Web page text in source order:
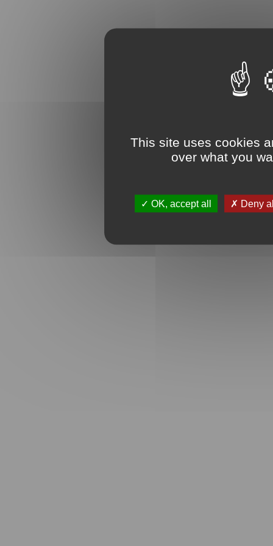
This site uses cookies
over what you
OK, accept all Deny